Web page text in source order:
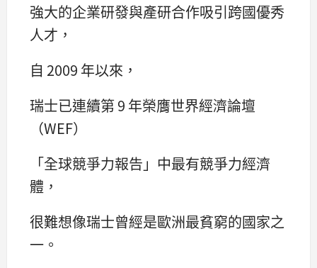
強大的企業研發與產研合作吸引跨國優秀
人才，
自 2009 年以來，
瑞士已連續第 9 年榮膺世界經濟論壇
（WEF）
「全球競爭力報告」中最有競爭力經濟
體，
很難想像瑞士曾經是歐洲最貧窮的國家之
一。